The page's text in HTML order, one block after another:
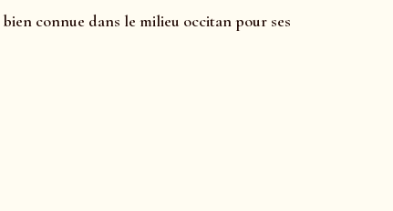
bien connue dans le milieu occitan pour ses